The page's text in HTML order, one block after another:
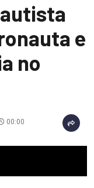
autista
e
no
00:00